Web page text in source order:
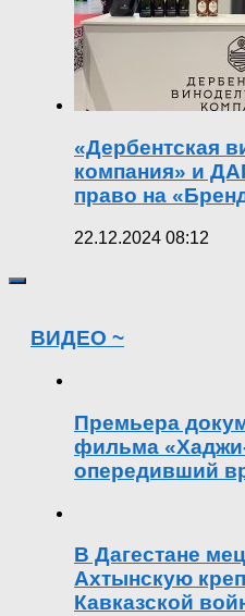
«Дербентская
компания» и
право на
22.12.2024 08:12
ВИДЕО ~
Премьера
фильма
опередивший
В Дагестане
Ахтынскую
Кавказской